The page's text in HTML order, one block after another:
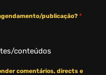
publicação? *
conteúdos
comentários, directs e